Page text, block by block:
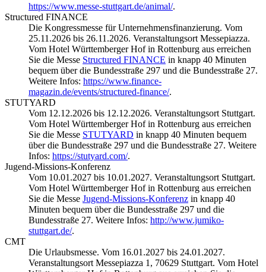
https://www.messe-stuttgart.de/animal/.
Structured FINANCE
Die Kongressmesse für Unternehmensfinanzierung. Vom
25.11.2026 bis 26.11.2026. Veranstaltungsort Messepiazza.
Vom Hotel Württemberger Hof in Rottenburg aus erreichen
Sie die Messe Structured FINANCE in knapp 40 Minuten
bequem über die Bundesstraße 297 und die Bundesstraße 27.
Weitere Infos: https://www.finance-
magazin.de/events/structured-finance/.
STUTYARD
Vom 12.12.2026 bis 12.12.2026. Veranstaltungsort Stuttgart.
Vom Hotel Württemberger Hof in Rottenburg aus erreichen
Sie die Messe STUTYARD in knapp 40 Minuten bequem
über die Bundesstraße 297 und die Bundesstraße 27. Weitere
Infos: https://stutyard.com/.
Jugend-Missions-Konferenz
Vom 10.01.2027 bis 10.01.2027. Veranstaltungsort Stuttgart.
Vom Hotel Württemberger Hof in Rottenburg aus erreichen
Sie die Messe Jugend-Missions-Konferenz in knapp 40
Minuten bequem über die Bundesstraße 297 und die
Bundesstraße 27. Weitere Infos: http://www.jumiko-
stuttgart.de/.
CMT
Die Urlaubsmesse. Vom 16.01.2027 bis 24.01.2027.
Veranstaltungsort Messepiazza 1, 70629 Stuttgart. Vom Hotel